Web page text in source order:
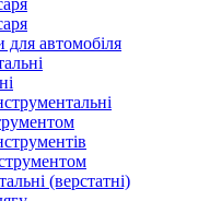
автомобіля
(верстатні)